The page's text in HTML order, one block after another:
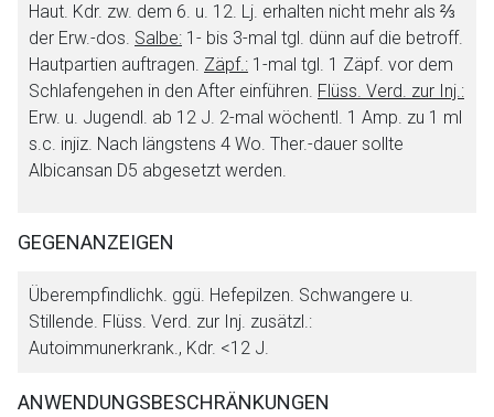
Haut. Kdr. zw. dem 6. u. 12. Lj. erhalten nicht mehr als ⅔
der Erw.-dos. Salbe: 1- bis 3-mal tgl. dünn auf die betroff.
Hautpartien auftragen. Zäpf.: 1-mal tgl. 1 Zäpf. vor dem
Schlafengehen in den After einführen. Flüss. Verd. zur Inj.:
Erw. u. Jugendl. ab 12 J. 2-mal wöchentl. 1 Amp. zu 1 ml
s.c. injiz. Nach längstens 4 Wo. Ther.-dauer sollte
Albicansan D5 abgesetzt werden.
GEGENANZEIGEN
Überempfindlichk. ggü. Hefepilzen. Schwangere u.
Stillende. Flüss. Verd. zur Inj. zusätzl.:
Autoimmunerkrank., Kdr. <12 J.
ANWENDUNGSBESCHRÄNKUNGEN
Aufruf einer externen Seite
Seite. Für die Inhalte der externen Web-Seite ist deren